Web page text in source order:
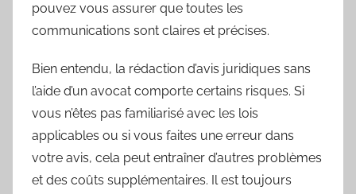
pouvez vous assurer que toutes les
communications sont claires et précises.
Bien entendu, la rédaction d’avis juridiques sans
l’aide d’un avocat comporte certains risques. Si
vous n’êtes pas familiarisé avec les lois
applicables ou si vous faites une erreur dans
votre avis, cela peut entraîner d’autres problèmes
et des coûts supplémentaires. Il est toujours